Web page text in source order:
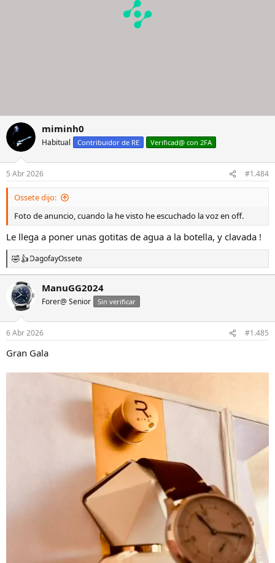
miminh0
Habitual Contribuidor de RE Verificad@ con 2FA
5 Abr 2026 #1.484
Ossete dijo:
Foto de anuncio, cuando la he visto he escuchado la voz en off.
Le llega a poner unas gotitas de agua a la botella, y clavada !
R
e
c
c
o
n
e
s
DagofayOssete
ManuGG2024
Forer@ Senior Sin verificar
6 Abr 2026 #1.485
Gran Gala